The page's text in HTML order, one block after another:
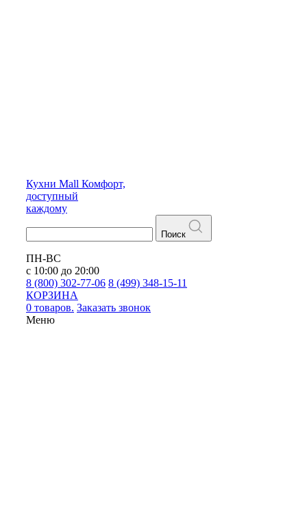
Кухни Mall Комфорт,
доступный
каждому
Поиск
ПН-ВС
с 10:00 до 20:00
8 (800) 302-77-06 8 (499) 348-15-11
КОРЗИНА
0 товаров. Заказать звонок
Меню